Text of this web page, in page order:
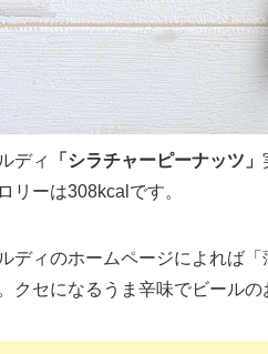
ディ 「シラチャーピーナッツ」
リーは308kcalです。
ディのホームページによれば
クセになるうま辛味でビールの